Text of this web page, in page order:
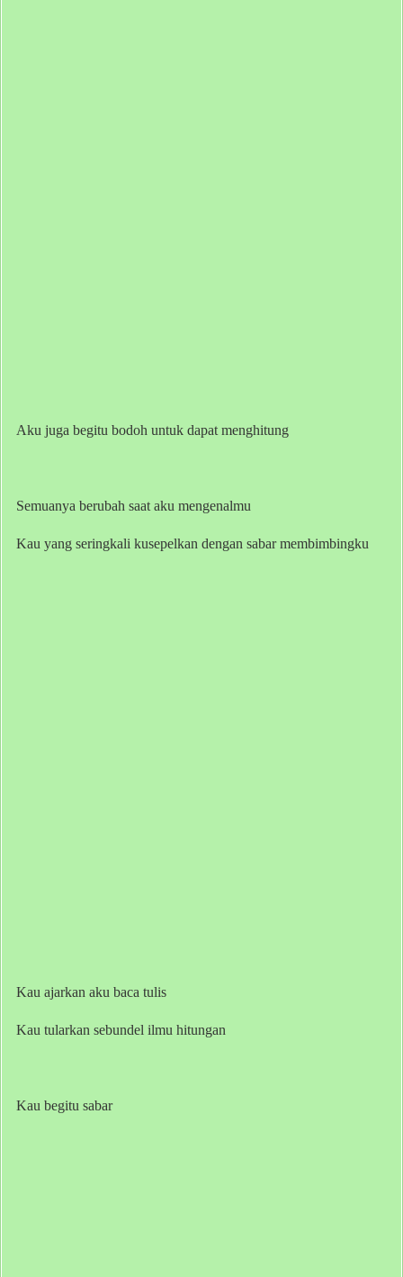
Aku juga begitu bodoh untuk dapat menghitung
Semuanya berubah saat aku mengenalmu
Kau yang seringkali kusepelkan dengan sabar membimbingku
Kau ajarkan aku baca tulis
Kau tularkan sebundel ilmu hitungan
Kau begitu sabar